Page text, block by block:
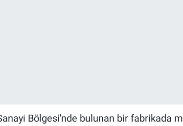
Bölgesi'nde bulunan bir fabrikada